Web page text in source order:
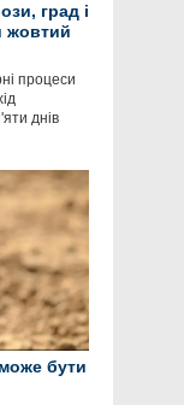
град і
жовтий
процеси
днів
бути